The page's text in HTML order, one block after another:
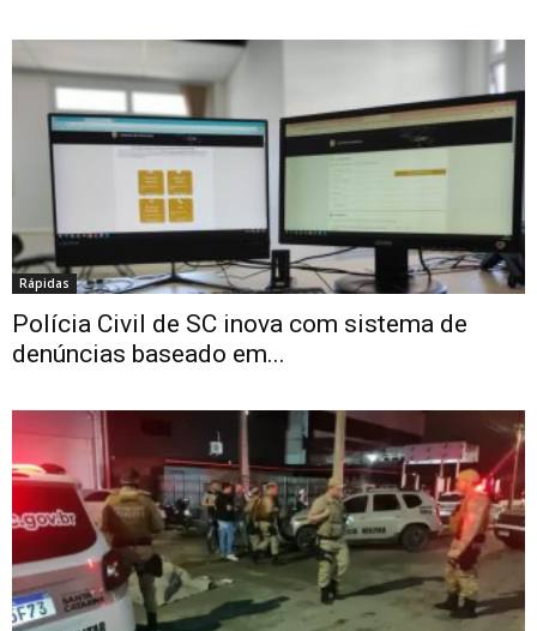
Rápidas
Polícia Civil de SC inova com sistema de
denúncias baseado em...